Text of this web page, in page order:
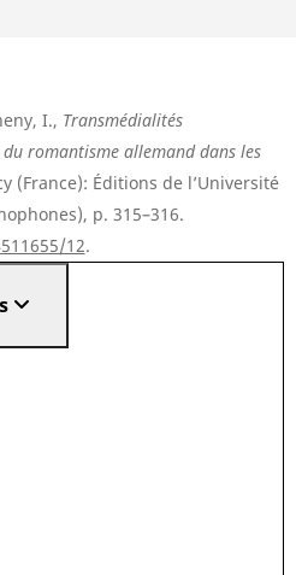
I., Transmédialités
romantisme allemand dans les
(France): Éditions de l’Université
p. 315–316.
12.